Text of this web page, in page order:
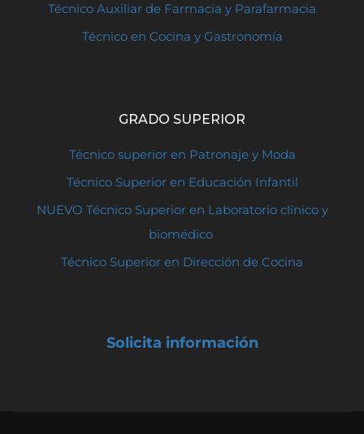
Técnico Auxiliar de Farmacia y Parafarmacia
Técnico en Cocina y Gastronomía
GRADO SUPERIOR
Técnico superior en Patronaje y Moda
Técnico Superior en Educación Infantil
NUEVO Técnico Superior en Laboratorio clínico y
biomédico
Técnico Superior en Dirección de Cocina
Solicita información